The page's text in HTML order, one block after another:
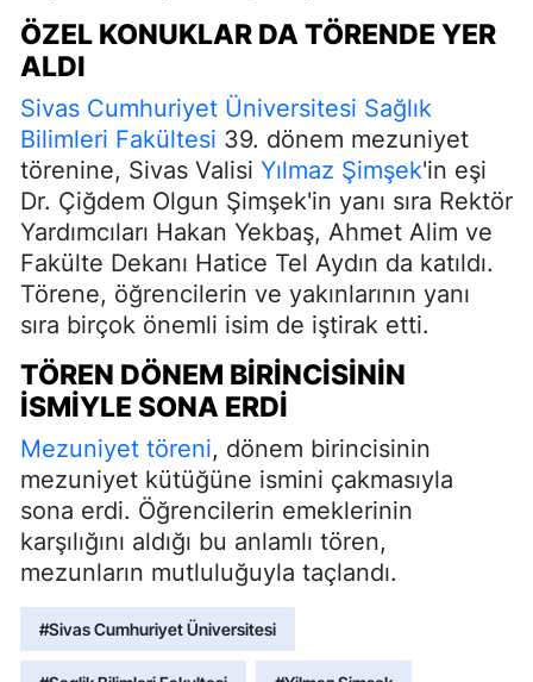
ÖZEL KONUKLAR DA TÖRENDE YER
ALDI
Sivas Cumhuriyet Üniversitesi Sağlık
Bilimleri Fakültesi 39. dönem mezuniyet
törenine, Sivas Valisi Yılmaz Şimşek'in eşi
Dr. Çiğdem Olgun Şimşek'in yanı sıra Rektör
Yardımcıları Hakan Yekbaş, Ahmet Alim ve
Fakülte Dekanı Hatice Tel Aydın da katıldı.
Törene, öğrencilerin ve yakınlarının yanı
sıra birçok önemli isim de iştirak etti.
TÖREN DÖNEM BIRINCISININ
İSMIYLE SONA ERDI
Mezuniyet töreni, dönem birincisinin
mezuniyet kütüğüne ismini çakmasıyla
sona erdi. Öğrencilerin emeklerinin
karşılığını aldığı bu anlamlı tören,
mezunların mutluluğuyla taçlandı.
#Sivas Cumhuriyet Üniversitesi